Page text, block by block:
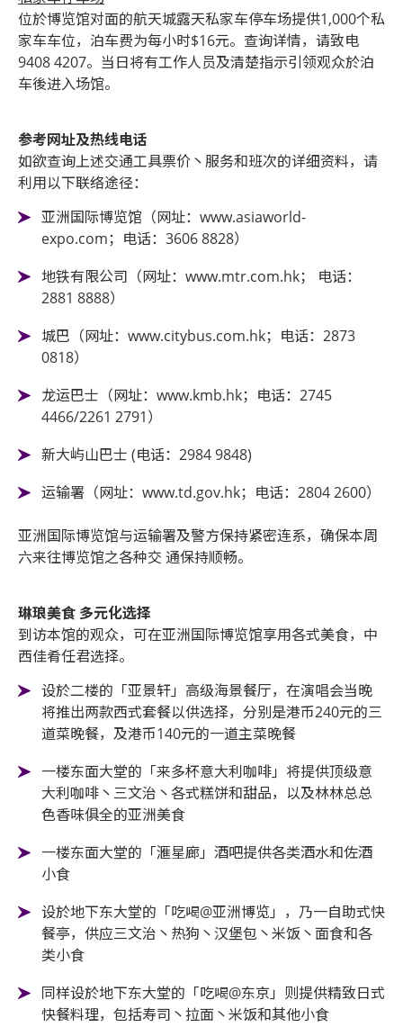
位於博览馆对面的航天城露天私家车停车场提供1,000个私
家车车位，泊车费为每小时$16元。查询详情，请致电
9408 4207。当日将有工作人员及清楚指示引领观众於泊
车後进入场馆。
参考网址及热线电话
如欲查询上述交通工具票价丶服务和班次的详细资料，请
利用以下联络途径：
亚洲国际博览馆（网址：www.asiaworld-
expo.com；电话：3606 8828）
地铁有限公司（网址：www.mtr.com.hk； 电话：
2881 8888）
城巴（网址：www.citybus.com.hk；电话：2873
0818）
龙运巴士（网址：www.kmb.hk；电话：2745
4466/2261 2791）
新大屿山巴士 (电话：2984 9848)
运输署（网址：www.td.gov.hk；电话：2804 2600）
亚洲国际博览馆与运输署及警方保持紧密连系，确保本周
六来往博览馆之各种交 通保持顺畅。
琳琅美食 多元化选择
到访本馆的观众，可在亚洲国际博览馆享用各式美食，中
西佳肴任君选择。
设於二楼的「亚景轩」高级海景餐厅，在演唱会当晚
将推出两款西式套餐以供选择，分别是港币240元的三
道菜晚餐，及港币140元的一道主菜晚餐
一楼东面大堂的「来多杯意大利咖啡」将提供顶级意
大利咖啡丶三文治丶各式糕饼和甜品，以及林林总总
色香味俱全的亚洲美食
一楼东面大堂的「滙星廊」酒吧提供各类酒水和佐酒
小食
设於地下东大堂的「吃喝@亚洲博览」，乃一自助式快
餐亭，供应三文治丶热狗丶汉堡包丶米饭丶面食和各
类小食
同样设於地下东大堂的「吃喝@东京」则提供精致日式
快餐料理，包括寿司丶拉面丶米饭和其他小食